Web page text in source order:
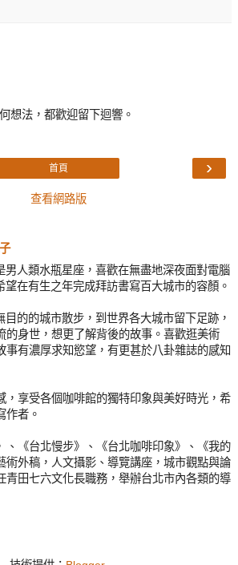
想法，都歡迎留下迴響。
›
首頁
查看網路版
男人類水瓶星座，喜歡在無盡地深夜面對電腦
望在有生之年完成拜訪書寫百大城市的容顏。
目的的城市散步，到世界各大城市留下足跡，
的身世，想更了解背後的故事。喜歡逛美術
事有濃厚求知慾望，有更甚於八卦雜誌的感知
，享受各個咖啡館的獨特印象與美好時光，希
作者。
、《台北慢步》、《台北咖啡印象》、《我的
術外稿，人文攝影、導覽講座，城市觀點與論
青田七六文化長職務，舉辦台北市內各類的導